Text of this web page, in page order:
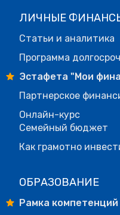
ЛИЧНЫЕ
Статьи и аналитика
Программа
Эстафета "Мои
Партнерское
Онлайн-курс
Семейный бюджет
Как грамотно
ОБРАЗОВАНИЕ
Рамка компетенций